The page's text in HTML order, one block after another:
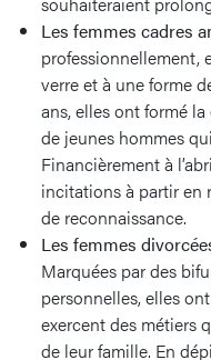
Les femmes cadres
professionnellement,
verre et à une forme
ans, elles ont formé
de jeunes hommes
Financièrement à
incitations à partir en
de reconnaissance.
Les femmes
Marquées par des
personnelles, elles
exercent des métiers
de leur famille. En